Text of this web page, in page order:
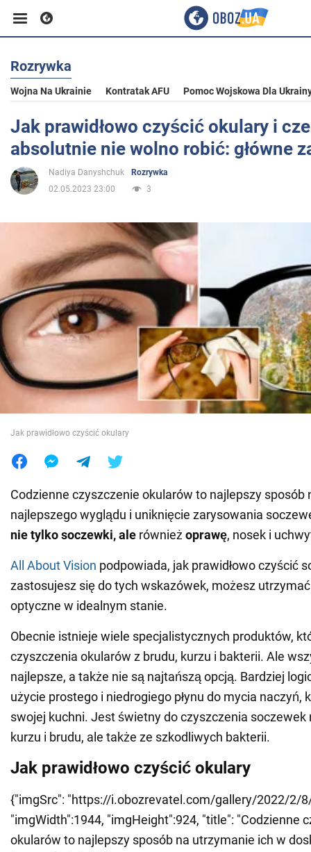
Biznes
Sport
Rozrywka
Polityka
Społeczeństwo
Wojna na Ukrainie
Świat
Jedzenie
Rozrywka
Wojna Na Ukrainie Kontratak AFU Pomoc Wojskowa Dla
Jak prawidłowo czyścić okulary i
absolutnie nie wolno robić: główne
Nadiya Danyshchuk
Rozrywka
02.05.2023 23:00
3
Jak prawidłowo czyścić okulary
Codzienne czyszczenie okularów to najlepszy sposób
najlepszego wyglądu i uniknięcie zarysowania
nie tylko soczewki, ale równieżoprawę, nosek i
All About Vision podpowiada, jak prawidłowo czyścić
zastosujesz się do tych wskazówek, możesz
optyczne w idealnym stanie.
Obecnie istnieje wiele specjalistycznych produktów,
czyszczenia okularów z brudu, kurzu i bakterii. Ale
najlepsze, a także nie są najtańszą opcją. Bardziej
użycie prostego i niedrogiego płynu do mycia naczyń,
swojej kuchni. Jest świetny do czyszczenia soczewek
kurzu i brudu, ale także ze szkodliwych bakterii.
Jak prawidłowo czyścić okulary
{"imgSrc": "https://i.obozrevatel.com/gallery/2022/2/
"imgWidth":1944, "imgHeight":924, "title": "Codzienne
okularów to najlepszy sposób na utrzymanie ich w